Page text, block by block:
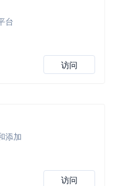
台
访问
添加
访问